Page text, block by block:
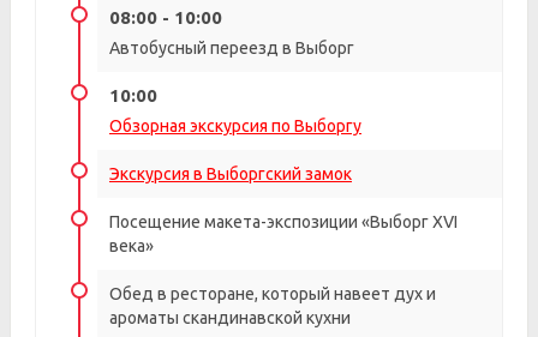
08:00 - 10:00
Автобусный переезд в Выборг
10:00
Обзорная экскурсия по Выборгу
Экскурсия в Выборгский замок
Посещение макета-экспозиции «Выборг XVI
века»
Обед в ресторане, который навеет дух и
ароматы скандинавской кухни